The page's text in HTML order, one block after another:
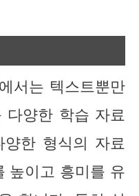
서는 텍스트뿐만
다양한 학습 자료
한 형식의 자료
높이고 흥미를 유